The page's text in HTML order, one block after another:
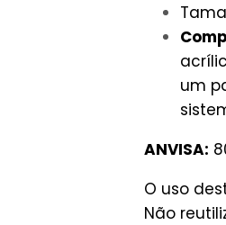
um
ANVISA:
O uso
Não